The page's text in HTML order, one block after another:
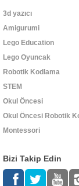
3d yazıcı
Amigurumi
Lego Education
Lego Oyuncak
Robotik Kodlama
STEM
Okul Öncesi
Okul Öncesi Robotik
Montessori
Bizi Takip Edin